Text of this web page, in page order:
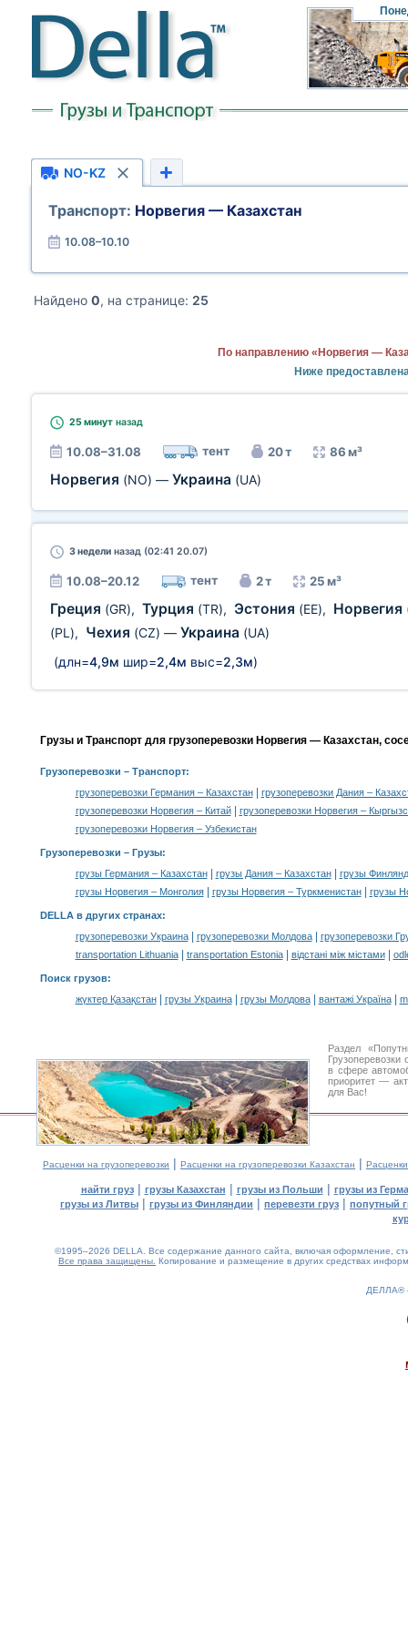
NO-KZ
Транспорт: Норвегия — Казахстан
10.08–10.10
Найдено 0, на странице: 25
По направлению «Норвегия —
Ниже
25 минут назад
10.08–31.08 тент 20 т 86 м³
Норвегия (NO) — Украина (UA)
3 недели назад (02:41 20.07)
10.08–20.12 тент 2 т 25 м³
Греция (GR), Турция (TR), Эстония (EE), Норвегия
(PL), Чехия (CZ) — Украина (UA)
(длн=4,9м шир=2,4м выс=2,3м)
Грузы и Транспорт для грузоперевозки Норвегия — Казахстан,
Грузоперевозки – Транспорт:
грузоперевозки Германия – Казахстан|
грузоперевозки Дания –
грузоперевозки Норвегия – Китай|
грузоперевозки Норвегия –
грузоперевозки Норвегия – Узбекистан
Грузоперевозки – Грузы:
грузы Германия – Казахстан| грузы Дания – Казахстан|
грузы
грузы Норвегия – Монголия| грузы Норвегия – Туркменистан| грузы
DELLA в других странах:
грузоперевозки Украина| грузоперевозки Молдова|
грузоперевозки
transportation Lithuania| transportation Estonia| відстані між містами|
Поиск грузов:
жүктер Қазақстан| грузы Украина| грузы Молдова| вантажі Україна|
Раздел
в сфере
приоритет —
для Вас!
Расценки на грузоперевозки | Расценки на грузоперевозки Казахстан |
найти груз| грузы Казахстан | грузы из Польши | грузы из
грузы из Литвы | грузы из Финляндии | перевезти груз | попутный
©1995–2026 DELLA. Все содержание данного сайта, включая оформление,
Все права защищены. Копирование и размещение в других средствах